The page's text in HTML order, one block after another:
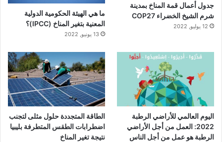
جدول أعمال قمة المناخ بمدينة
شرم الشيخ الخضراء COP27
12 يوليو, 2022
ما هي الهيئة الحكومية الدولية
المعنية بتغير المناخ (IPCC)؟
13 يونيو, 2022
اليوم العالمي للأراضي الرطبة
2022: العمل من أجل الأراضي
الرطبة هو عمل من أجل الناس
الطاقة المتجددة حلول مثلى لتجنب
اضطرابات الطقس المتطرفة بليبيا
نتيجة تغير المناخ